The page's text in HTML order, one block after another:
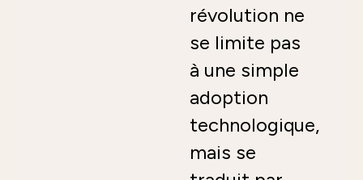
révolution ne
se limite pas
à une simple
adoption
technologique,
mais se